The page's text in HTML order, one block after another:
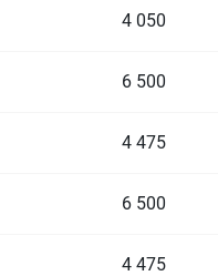
4 050
6 500
4 475
6 500
4 475